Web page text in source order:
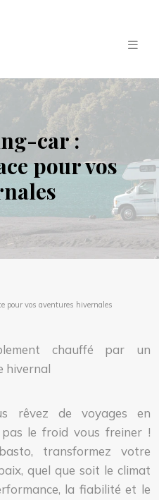
car :
pour vos
pour vos aventures hivernales
rêvez de voyages en
le froid vous freiner !
transformez votre
quel que soit le climat
la fiabilité et le